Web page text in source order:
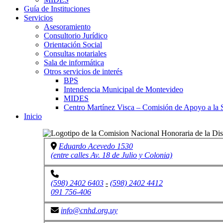
Guía de Instituciones
Servicios
Asesoramiento
Consultorio Jurídico
Orientación Social
Consultas notariales
Sala de informática
Otros servicios de interés
BPS
Intendencia Municipal de Montevideo
MIDES
Centro Martínez Visca – Comisión de Apoyo a la
Inicio
Eduardo Acevedo 1530
(entre calles Av. 18 de Julio y Colonia)
(598) 2402 6403 - (598) 2402 4412
091 756-406
info@cnhd.org.uy